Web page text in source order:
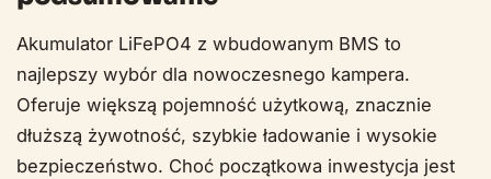
Akumulator LiFePO4 z wbudowanym BMS to
najlepszy wybór dla nowoczesnego kampera.
Oferuje większą pojemność użytkową, znacznie
dłuższą żywotność, szybkie ładowanie i wysokie
bezpieczeństwo. Choć początkowa inwestycja jest